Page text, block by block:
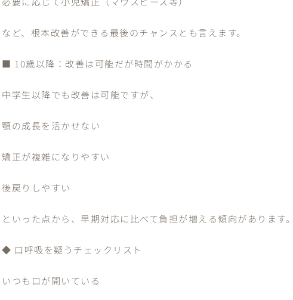
など、根本改善ができる最後のチャンスとも言えます。
■ 10歳以降：改善は可能だが時間がかかる
中学生以降でも改善は可能ですが、
顎の成長を活かせない
矯正が複雑になりやすい
後戻りしやすい
といった点から、早期対応に比べて負担が増える傾向があります。
◆ 口呼吸を疑うチェックリスト
いつも口が開いている